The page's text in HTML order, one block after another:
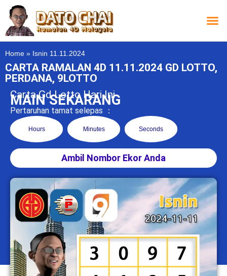
Home » Isnin 11.11.2024
CARTA RAMALAN 4D 11.11.2024 GD LOTTO,
PERDANA, 9LOTTO
Carta Gd Lotto Hari Ini
MAIN SEKARANG
Pertaruhan tamat selepas ：
Hours Minutes Seconds
Ambil Nombor Ekor Anda